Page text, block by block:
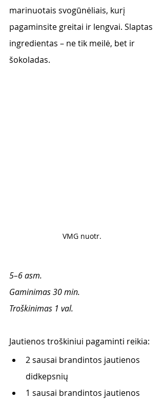
marinuotais svogūnėliais, kurį
pagaminsite greitai ir lengvai. Slaptas
ingredientas – ne tik meilė, bet ir
šokoladas.
VMG nuotr.
5–6 asm.
Gaminimas 30 min.
Troškinimas 1 val.
Jautienos troškiniui pagaminti reikia:
2 sausai brandintos jautienos
didkepsnių
1 sausai brandintos jautienos